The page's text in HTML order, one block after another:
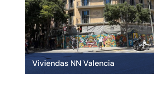
Viviendas NN Valencia